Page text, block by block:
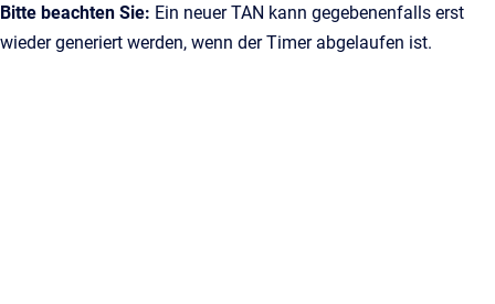
Bitte beachten Sie: Ein neuer TAN kann gegebenenfalls erst
wieder generiert werden, wenn der Timer abgelaufen ist.